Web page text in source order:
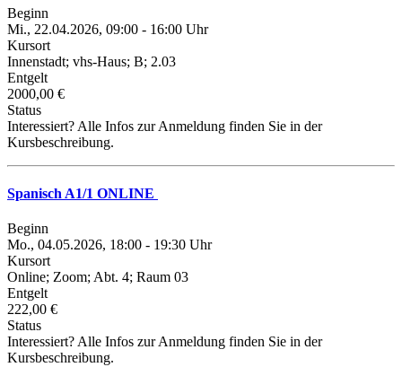
Beginn
Mi., 22.04.2026, 09:00 - 16:00 Uhr
Kursort
Innenstadt; vhs-Haus; B; 2.03
Entgelt
2000,00 €
Status
Interessiert? Alle Infos zur Anmeldung finden Sie in der
Kursbeschreibung.
Spanisch A1/1 ONLINE
Beginn
Mo., 04.05.2026, 18:00 - 19:30 Uhr
Kursort
Online; Zoom; Abt. 4; Raum 03
Entgelt
222,00 €
Status
Interessiert? Alle Infos zur Anmeldung finden Sie in der
Kursbeschreibung.